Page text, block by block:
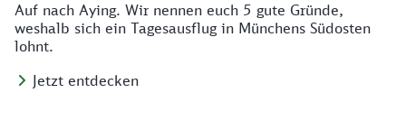
Auf nach Aying. Wir nennen euch 5 gute Gründe,
weshalb sich ein Tagesausflug in Münchens Südosten
lohnt.
Jetzt entdecken